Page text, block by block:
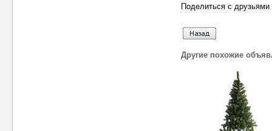
Поделиться с
Другие похожие